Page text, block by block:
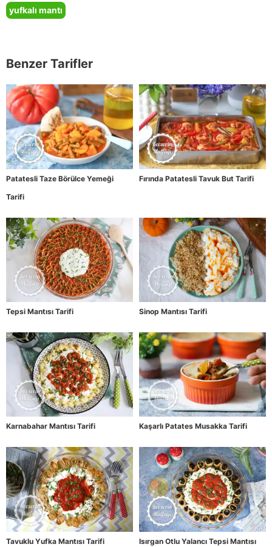
yufkalı mantı
Benzer Tarifler
Patatesli Taze Börülce Yemeği
Tarifi
Fırında Patatesli Tavuk But Tarifi
Tepsi Mantısı Tarifi Sinop Mantısı Tarifi
Karnabahar Mantısı Tarifi Kaşarlı Patates Musakka Tarifi
Tavuklu Yufka Mantısı Tarifi Isırgan Otlu Yalancı Tepsi Mantısı